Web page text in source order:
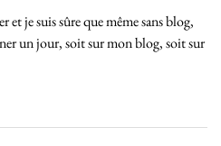
et je suis sûre que même sans blog,
un jour, soit sur mon blog, soit sur